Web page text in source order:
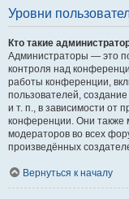
Уровни
Кто такие
Администраторы — это
контроля над
работы конференции,
пользователей,
и т. п., в зависимости от
конференции. Они также
модераторов во всех
произведённых
Вернуться к началу